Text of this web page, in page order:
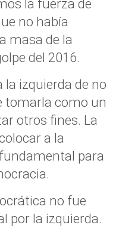
la fuerza de
no había
masa de la
del 2016.
la izquierda de no
tomarla como un
otros fines. La
a la
para
no fue
por la izquierda.